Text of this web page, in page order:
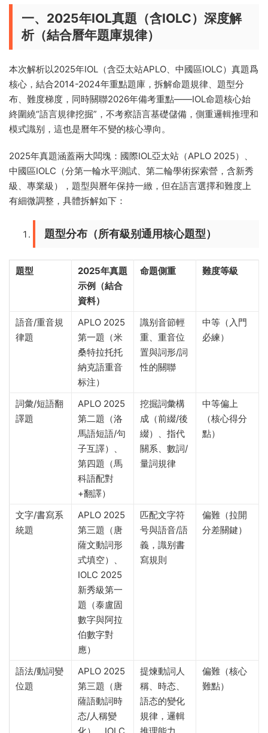
一、2025年IOL真題（含IOLC）深度解
析（結合曆年題庫規律）
本次解析以2025年IOL（含亞太站APLO、中國區IOLC）真題爲
核心，結合2014-2024年重點題庫，拆解命題規律、題型分
布、難度梯度，同時關聯2026年備考重點——IOL命題核心始
終圍繞“語言規律挖掘”，不考察語言基礎儲備，側重邏輯推理和
模式識别，這也是曆年不變的核心導向。
2025年真題涵蓋兩大闆塊：國際IOL亞太站（APLO 2025）、
中國區IOLC（分第一輪水平測試、第二輪學術探索營，含新秀
級、專業級），題型與曆年保持一緻，但在語言選擇和難度上
有細微調整，具體拆解如下：
題型分布（所有級别通用核心題型）
題型
2025年真題
示例（結合
資料）
命題側重 難度等級
語音/重音規
律題
APLO 2025
第一題（米
桑特拉托托
納克語重音
标注）
識别音節輕
重、重音位
置與詞形/詞
性的關聯
中等（入門
必練）
詞彙/短語翻
譯題
APLO 2025
第二題（洛
馬語短語/句
子互譯）、
第四題（馬
科語配對
+翻譯）
挖掘詞彙構
成（前綴/後
綴）、指代
關系、數詞/
量詞規律
中等偏上
（核心得分
點）
文字/書寫系
統題
APLO 2025
第三題（唐
薩文動詞形
式填空）、
IOLC 2025
新秀級第一
題（泰盧固
數字與阿拉
伯數字對
應）
匹配文字符
号與語音/語
義，識别書
寫規則
偏難（拉開
分差關鍵）
語法/動詞變
位題
APLO 2025
第三題（唐
薩語動詞時
态/人稱變
提煉動詞人
稱、時态、
語态的變化
規律，邏輯
偏難（核心
難點）